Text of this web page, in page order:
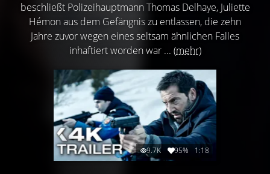
beschließt Polizeihauptmann Thomas Delhaye, Juliette
Hémon aus dem Gefängnis zu entlassen, die zehn
Jahre zuvor wegen eines seltsam ähnlichen Falles
inhaftiert worden war ... (mehr)
9.7K 95% 1:18